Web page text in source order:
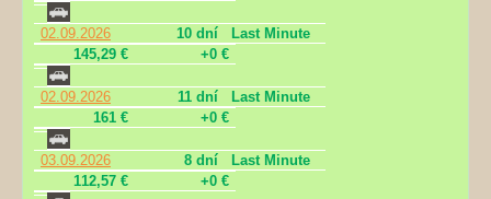
02.09.2026 10 dní
Last Minute
145,29 €
+0 €
02.09.2026 11 dní
Last Minute
161 €
+0 €
03.09.2026 8 dní
Last Minute
112,57 €
+0 €